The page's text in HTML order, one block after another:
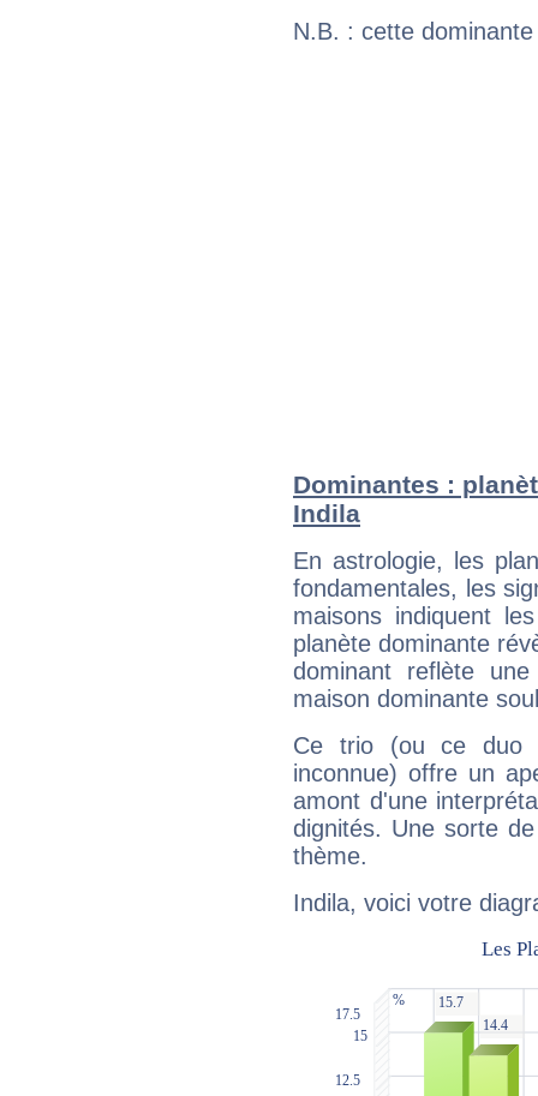
N.B. : cette
Dominantes :
Indila
En astrologie, les
fondamentales, les
maisons indiquent
planète dominante
dominant reflète
maison dominante
Ce trio (ou ce duo
inconnue) offre un
amont d'une
dignités. Une sorte
thème.
Indila, voici votre